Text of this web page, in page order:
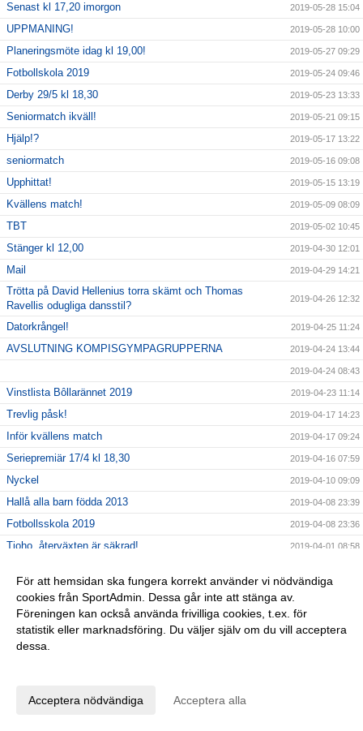
Senast kl 17,20 imorgon 2019-05-28 15:04
UPPMANING! 2019-05-28 10:00
Planeringsmöte idag kl 19,00! 2019-05-27 09:29
Fotbollskola 2019 2019-05-24 09:46
Derby 29/5 kl 18,30 2019-05-23 13:33
Seniormatch ikväll! 2019-05-21 09:15
Hjälp!? 2019-05-17 13:22
seniormatch 2019-05-16 09:08
Upphittat! 2019-05-15 13:19
Kvällens match! 2019-05-09 08:09
TBT 2019-05-02 10:45
Stänger kl 12,00 2019-04-30 12:01
Mail 2019-04-29 14:21
Trötta på David Hellenius torra skämt och Thomas
Ravellis odugliga dansstil?
2019-04-26 12:32
Datorkrångel! 2019-04-25 11:24
AVSLUTNING KOMPISGYMPAGRUPPERNA 2019-04-24 13:44
2019-04-24 08:43
Vinstlista Bôllarännet 2019 2019-04-23 11:14
Trevlig påsk! 2019-04-17 14:23
Inför kvällens match 2019-04-17 09:24
Seriepremiär 17/4 kl 18,30 2019-04-16 07:59
Nyckel 2019-04-10 09:09
Hallå alla barn födda 2013 2019-04-08 23:39
Fotbollsskola 2019 2019-04-08 23:36
Tjoho, återväxten är säkrad! 2019-04-01 08:58
2019-03-26 11:47
Lagfotografering 2019-03-20 10:00
Dagens DM-match SAIK Senior - Borgstena IF 2019-03-20 08:13
25% på Intersport
För att hemsidan ska fungera korrekt använder vi nödvändiga
cookies från SportAdmin. Dessa går inte att stänga av.
Föreningen kan också använda frivilliga cookies, t.ex. för
statistik eller marknadsföring. Du väljer själv om du vill acceptera
dessa.
Acceptera nödvändiga Acceptera alla